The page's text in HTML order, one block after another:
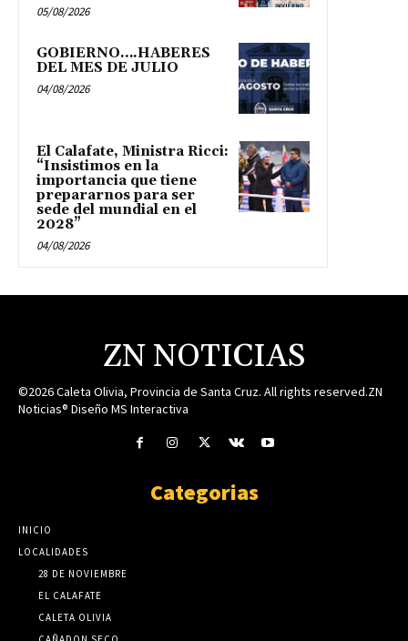
05/08/2026
GOBIERNO….HABERES
DEL MES DE JULIO
04/08/2026
El Calafate, Ministra Ricci:
“Insistimos en la
importancia que tiene
prepararnos para ser
sede del mundial en el
2028”
04/08/2026
ZN NOTICIAS
©2026 Caleta Olivia, Provincia de Santa Cruz. All rights reserved.ZN
Noticias® Diseño MS Interactiva
Categorias
INICIO
LOCALIDADES
28 DE NOVIEMBRE
EL CALAFATE
CALETA OLIVIA